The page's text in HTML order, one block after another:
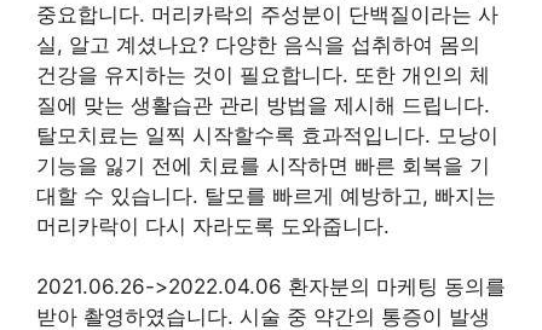
중요합니다. 머리카락의 주성분이 단백질이라는 사
실, 알고 계셨나요? 다양한 음식을 섭취하여 몸의
건강을 유지하는 것이 필요합니다. 또한 개인의 체
질에 맞는 생활습관 관리 방법을 제시해 드립니다.
탈모치료는 일찍 시작할수록 효과적입니다. 모낭이
기능을 잃기 전에 치료를 시작하면 빠른 회복을 기
대할 수 있습니다. 탈모를 빠르게 예방하고, 빠지는
머리카락이 다시 자라도록 도와줍니다.
2021.06.26->2022.04.06 환자분의 마케팅 동의를
받아 촬영하였습니다. 시술 중 약간의 통증이 발생